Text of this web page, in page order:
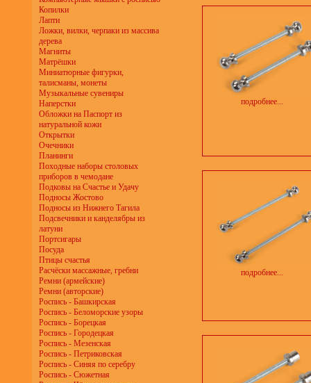
Копилки
Лапти
Ложки, вилки, черпаки из массива
дерева
Магниты
Матрёшки
Миниатюрные фигурки,
талисманы, монеты
Музыкальные сувениры
Наперстки
Обложки на Паспорт из
натуральной кожи
Открытки
Очечники
Планинги
Походные наборы столовых
приборов в чемодане
Подковы на Счастье и Удачу
Подносы Жостово
Подносы из Нижнего Тагила
Подсвечники и канделябры из
латуни
Портсигары
Посуда
Птицы счастья
Расчёски массажные, гребни
Ремни (армейские)
Ремни (авторские)
Роспись - Башкирская
Роспись - Беломорские узоры
Роспись - Борецкая
Роспись - Городецкая
Роспись - Мезенская
Роспись - Петриковская
Роспись - Синяя по серебру
Роспись - Сюжетная
подробнее...
подробнее...